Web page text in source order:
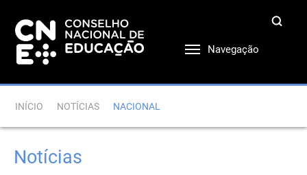
Navegação
INÍCIO NOTÍCIAS NACIONAL
Notícias